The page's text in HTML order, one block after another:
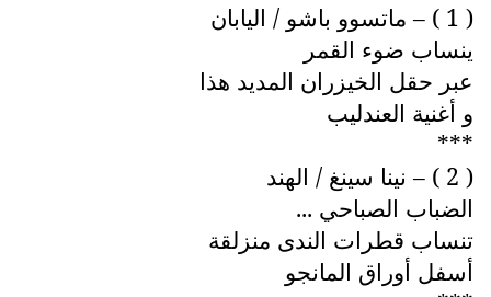
( 1 ) – ماتسوو باشو / اليابان
ينساب ضوء القمر
عبر حقل الخيزران المديد هذا
و أغنية العندليب
***
( 2 ) – نينا سينغ / الهند
الضباب الصباحي ...
تنساب قطرات الندى منزلقة
أسفل أوراق المانجو